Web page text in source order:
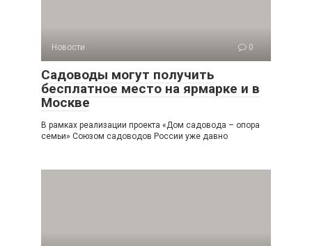
Новости 0
Садоводы могут получить
бесплатное место на ярмарке и в
Москве
В рамках реализации проекта «Дом садовода – опора
семьи» Союзом садоводов России уже давно